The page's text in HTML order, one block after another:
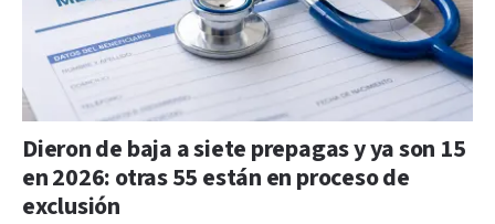
Dieron de baja a siete prepagas y ya son 15
en 2026: otras 55 están en proceso de
exclusión